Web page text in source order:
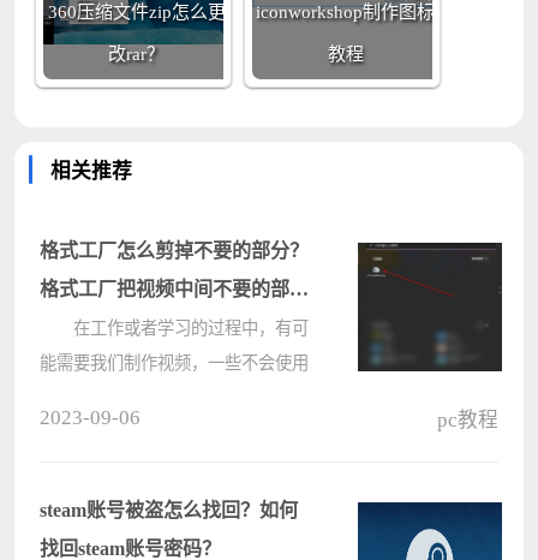
360压缩文件zip怎么更
改rar？
iconworkshop制作图标
教程
相关推荐
格式工厂怎么剪掉不要的部分？
格式工厂把视频中间不要的部份
剪掉
在工作或者学习的过程中，有可
能需要我们制作视频，一些不会使用
面我们就来看看详细的教程。
操????
2023-09-06 pc教程
steam账号被盗怎么找回？如何
找回steam账号密码？